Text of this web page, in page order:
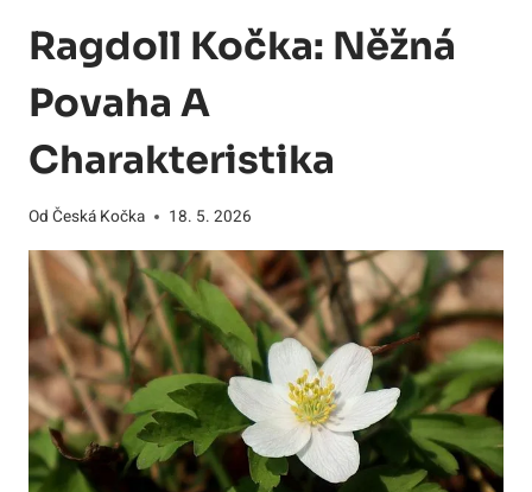
Ragdoll Kočka: Něžná
Povaha A
Charakteristika
Od Česká Kočka 18. 5. 2026